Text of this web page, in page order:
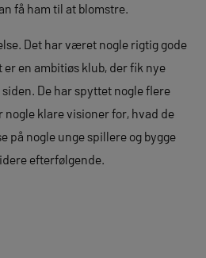
få ham til at blomstre.
Det har været nogle rigtig gode
er en ambitiøs klub, der fik nye
De har spyttet nogle flere
nogle klare visioner for, hvad de
på nogle unge spillere og bygge
efterfølgende.